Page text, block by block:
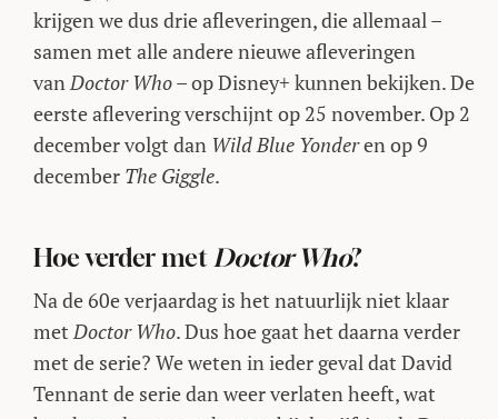
krijgen we dus drie afleveringen, die allemaal –
samen met alle andere nieuwe afleveringen
van Doctor Who– op Disney+ kunnen bekijken. De
eerste aflevering verschijnt op 25 november. Op 2
december volgt dan Wild Blue Yonderen op 9
december The Giggle.
Hoe verder met Doctor Who?
Na de 60e verjaardag is het natuurlijk niet klaar
met Doctor Who. Dus hoe gaat het daarna verder
met de serie? We weten in ieder geval dat David
Tennant de serie dan weer verlaten heeft, wat